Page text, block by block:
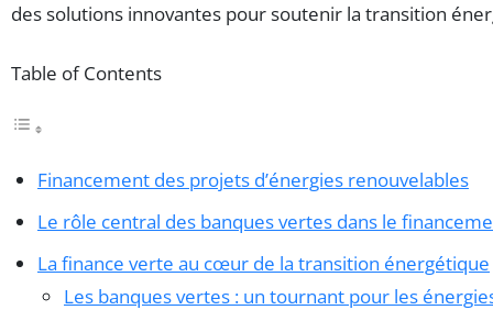
Table of Contents
Financement des projets d’énergies renouvelables
Le rôle central des banques vertes dans le
La finance verte au cœur de la transition énergétique
Les banques vertes : un tournant pour les